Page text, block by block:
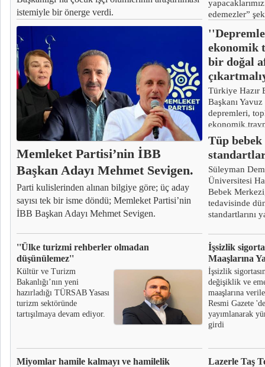
istemiyle bir önerge verdi.
edemezler”
Memleket Partisi’nin İBB
Başkan Adayı Mehmet Sevigen.
Parti kulislerinden alınan bilgiye göre; üç aday
sayısı tek bir isme döndü; Memleket Partisi’nin
İBB Başkan Adayı Mehmet Sevigen.
ekonomik
bir doğal
Türkiye Hazır
Başkanı
depremleri,
ekonomik
olan bir doğal
Tüp
Süleyman
Üniversitesi
Bebek
tedavisinde
standartlarını
''Ülke turizmi rehberler olmadan
düşünülemez''
Kültür ve Turizm
Bakanlığı’nın yeni
hazırladığı TÜRSAB Yasası
turizm sektöründe
tartışılmaya devam ediyor.
İşsizlik
Maaşlarına
İşsizlik
değişiklik ve
maaşlarına
Resmi Gazete 'de
yayımlanarak
girdi
Miyomlar hamile kalmayı ve hamilelik
Lazerle Taş